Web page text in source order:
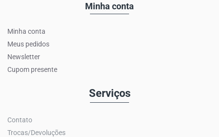
Minha conta
Minha conta
Meus pedidos
Newsletter
Cupom presente
Serviços
Contato
Trocas/Devoluções